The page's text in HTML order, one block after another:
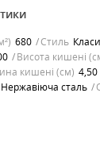
680 Стиль
Висота кишені
кишені (см) 4,50
Нержавіюча сталь